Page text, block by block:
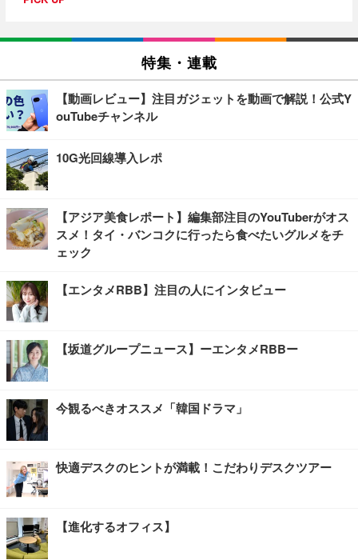
特集・連載
【動画レビュー】注目ガジェットを動画で解説！公式Y
ouTubeチャンネル
10G光回線導入レポ
【アジア美食レポート】編集部注目のYouTuberがオス
スメ！タイ・バンコクに行ったら食べたいグルメをチ
ェック
【エンタメRBB】注目の人にインタビュー
【坂道グループニュース】ーエンタメRBBー
今観るべきオススメ「韓国ドラマ」
快適デスクのヒントが満載！こだわりデスクツアー
【進化するオフィス】